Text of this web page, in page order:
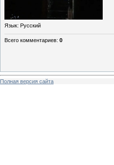
Язык: Русский
Всего комментариев: 0
Полная версия сайта